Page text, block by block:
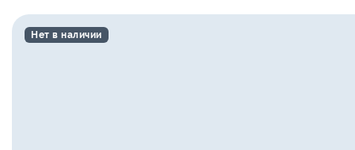
Нет в наличии